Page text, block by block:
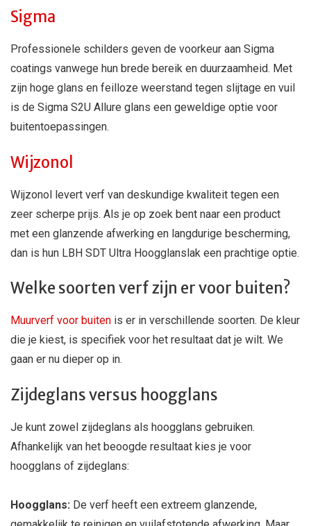
Sigma
Professionele schilders geven de voorkeur aan Sigma
coatings vanwege hun brede bereik en duurzaamheid. Met
zijn hoge glans en feilloze weerstand tegen slijtage en vuil
is de Sigma S2U Allure glans een geweldige optie voor
buitentoepassingen.
Wijzonol
Wijzonol levert verf van deskundige kwaliteit tegen een
zeer scherpe prijs. Als je op zoek bent naar een product
met een glanzende afwerking en langdurige bescherming,
dan is hun LBH SDT Ultra Hoogglanslak een prachtige optie.
Welke soorten verf zijn er voor buiten?
Muurverf voor buiten is er in verschillende soorten. De kleur
die je kiest, is specifiek voor het resultaat dat je wilt. We
gaan er nu dieper op in.
Zijdeglans versus hoogglans
Je kunt zowel zijdeglans als hoogglans gebruiken.
Afhankelijk van het beoogde resultaat kies je voor
hoogglans of zijdeglans:
Hoogglans: De verf heeft een extreem glanzende,